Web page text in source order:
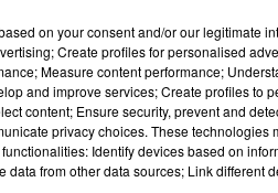
AGENDA : 5 IDÉES DE
on your consent and/or our legitimate
Create profiles for personalised
Measure content performance;
and improve services; Create profiles to
content; Ensure security, prevent and
privacy choices. These technologies
Identify devices based on
from other data sources; Link different